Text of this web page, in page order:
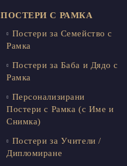
ПОСТЕРИ С РАМКА
Постери за Семейство с
Рамка
Постери за Баба и Дядо с
Рамка
Персонализирани
Постери с Рамка (с Име и
Снимка)
Постери за Учители /
Дипломиране